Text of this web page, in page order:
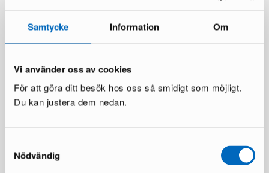
Samtycke Information Om
Vi använder oss av cookies
För att göra ditt besök hos oss så smidigt som möjligt.
Du kan justera dem nedan.
Nödvändig
ø 140 cm harmaa
199 € 336 €
300 cm valkoinen